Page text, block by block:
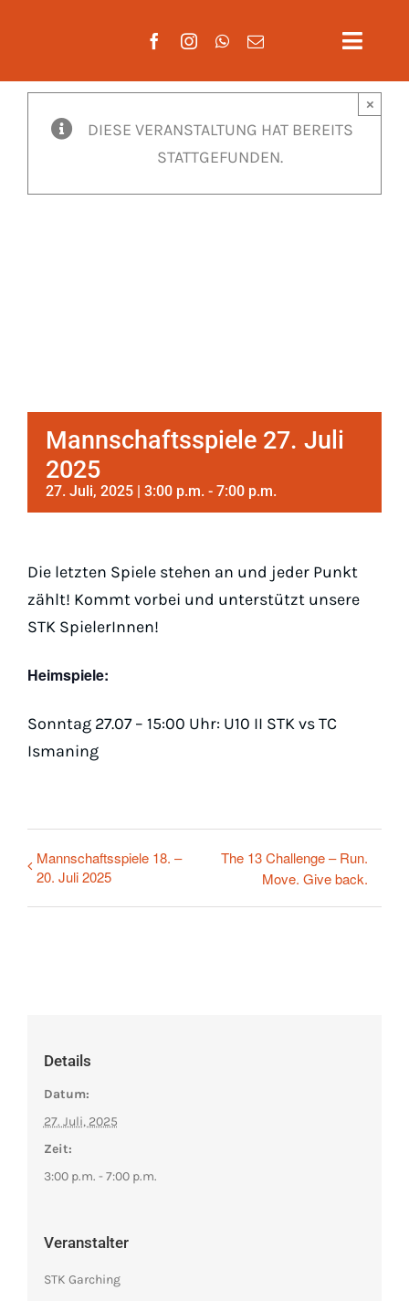
Toggle
Aktuelles
Padel
DIESE VERANSTALTUNG HAT BEREITS
STATTGEFUNDEN.
×
Mannschaftsspiele 27. Juli
2025
27. Juli, 2025 | 3:00 p.m. - 7:00 p.m.
Die letzten Spiele stehen an und jeder Punkt
zählt! Kommt vorbei und unterstützt unsere
STK SpielerInnen!
Heimspiele:
Sonntag 27.07 – 15:00 Uhr: U10 II STK vs TC
Ismaning
Mannschaftsspiele 18. –
20. Juli 2025
The 13 Challenge – Run.
Move. Give back.
Details
Datum:
27. Juli, 2025
Zeit:
3:00 p.m. - 7:00 p.m.
Veranstalter
STK Garching